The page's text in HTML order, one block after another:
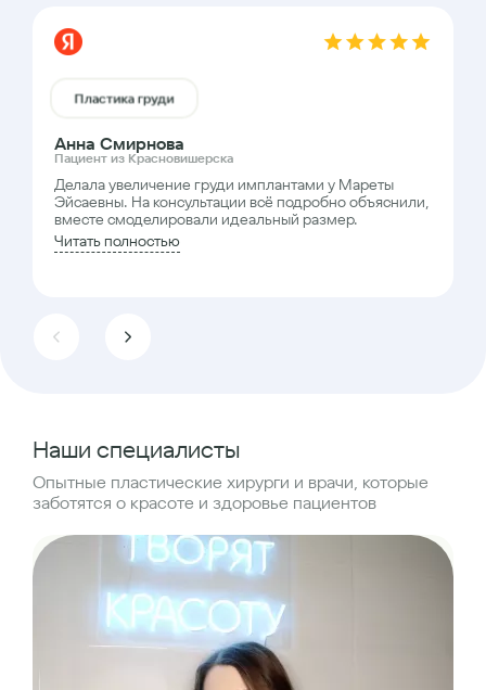
Пластика груди
Анна Смирнова
Пациент из Красновишерска
Делала увеличение груди имплантами у Мареты
Эйсаевны. На консультации всё подробно объяснили,
вместе смоделировали идеальный размер.
Читать полностью
Наши специалисты
Опытные пластические хирурги и врачи, которые
заботятся о красоте и здоровье пациентов